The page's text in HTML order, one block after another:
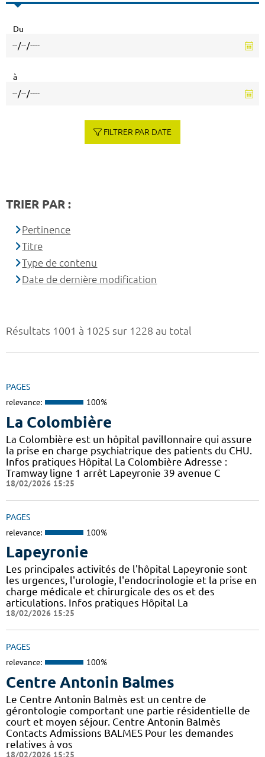
Résultats 1001 à 1025 sur 1228 au total
PAGES
relevance: 100%
La Colombière
La Colombière est un hôpital pavillonnaire qui assure
la prise en charge psychiatrique des patients du CHU.
Infos pratiques Hôpital La Colombière Adresse :
Tramway ligne 1 arrêt Lapeyronie 39 avenue C
18/02/2026 15:25
PAGES
relevance: 100%
Lapeyronie
Les principales activités de l'hôpital Lapeyronie sont
les urgences, l'urologie, l'endocrinologie et la prise en
charge médicale et chirurgicale des os et des
articulations. Infos pratiques Hôpital La
18/02/2026 15:25
PAGES
relevance: 100%
Centre Antonin Balmes
Le Centre Antonin Balmès est un centre de
gérontologie comportant une partie résidentielle de
court et moyen séjour. Centre Antonin Balmès
Contacts Admissions BALMES Pour les demandes
relatives à vos
18/02/2026 15:25
Du
à
FILTRER PAR DATE
TRIER PAR :
Pertinence
Titre
Type de contenu
Date de dernière modification